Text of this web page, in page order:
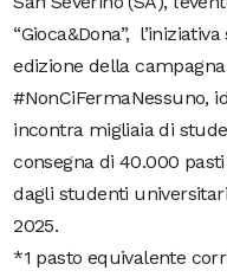
“Gioca&Dona”,
edizione della
#NonCiFermaNessuno,
incontra migliaia di
consegna di 40.000
dagli studenti
2025.
*1 pasto equivalente